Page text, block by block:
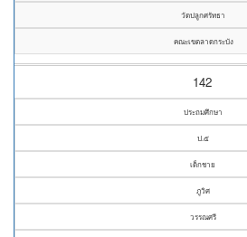
วัดปลูกศรัทธา
คณะเขตลาดกระบัง
142
ประถมศึกษา
ป.๕
เด็กชาย
ภูวิศ
วรรณศรี